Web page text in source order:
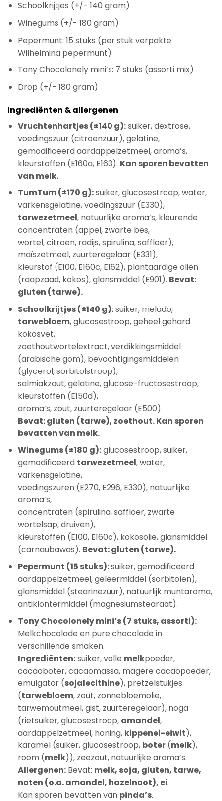
Schoolkrijtjes (+/- 140 gram)
Winegums (+/- 180 gram)
Pepermunt: 15 stuks (per stuk verpakte
Wilhelmina pepermunt)
Tony Chocolonely mini’s: 7 stuks (assorti mix)
Drop (+/- 180 gram)
Ingrediënten & allergenen
Vruchtenhartjes (±140 g):suiker, dextrose,
voedingszuur (citroenzuur), gelatine,
gemodificeerd aardappelzetmeel, aroma’s,
kleurstoffen (E160a, E163). Kan sporen bevatten
van melk.
TumTum (±170 g):suiker, glucosestroop, water,
varkensgelatine, voedingszuur (E330),
tarwezetmeel, natuurlijke aroma’s, kleurende
concentraten (appel, zwarte bes,
wortel, citroen, radijs, spirulina, saffloer),
maïszetmeel, zuurteregelaar (E331),
kleurstof (E100, E160c, E162), plantaardige oliën
(raapzaad, kokos), glansmiddel (E901). Bevat:
gluten (tarwe).
Schoolkrijtjes (±140 g):suiker, melado,
tarwebloem, glucosestroop, geheel gehard
kokosvet,
zoethoutwortelextract, verdikkingsmiddel
(arabische gom), bevochtigingsmiddelen
(glycerol, sorbitolstroop),
salmiakzout, gelatine, glucose-fructosestroop,
kleurstoffen (E150d),
aroma’s, zout, zuurteregelaar (E500).
Bevat: gluten (tarwe), zoethout. Kan sporen
bevatten van melk.
Winegums (±180 g):glucosestroop, suiker,
gemodificeerd tarwezetmeel, water,
varkensgelatine,
voedingszuren (E270, E296, E330), natuurlijke
aroma’s,
concentraten (spirulina, saffloer, zwarte
wortelsap, druiven),
kleurstoffen (E100, E160c), kokosolie, glansmiddel
(carnaubawas). Bevat: gluten (tarwe).
Pepermunt (15 stuks):suiker, gemodificeerd
aardappelzetmeel, geleermiddel (sorbitolen),
glansmiddel (stearinezuur), natuurlijk muntaroma,
antiklontermiddel (magnesiumstearaat).
Tony Chocolonely mini’s (7 stuks, assorti):
Melkchocolade en pure chocolade in
verschillende smaken.
Ingrediënten:suiker, volle melkpoeder,
cacaoboter, cacaomassa, magere cacaopoeder,
emulgator (sojalecithine), pretzelstukjes
(tarwebloem, zout, zonnebloemolie,
tarwemoutmeel, gist, zuurteregelaar), noga
(rietsuiker, glucosestroop, amandel,
aardappelzetmeel, honing, kippenei-eiwit),
karamel (suiker, glucosestroop, boter(melk),
room (melk)), zeezout, natuurlijke aroma’s.
Allergenen:Bevat: melk, soja, gluten, tarwe,
noten (o.a. amandel, hazelnoot), ei.
Kan sporen bevatten van pinda’s.